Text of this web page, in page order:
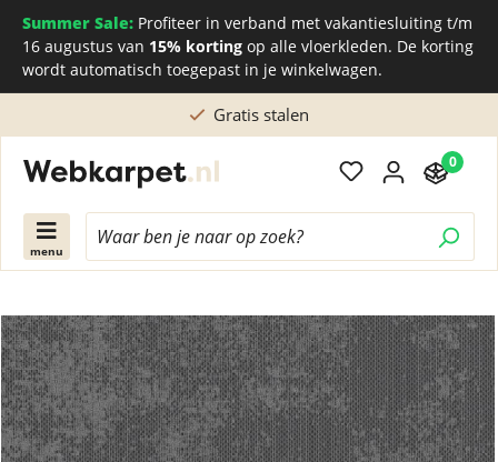
Summer Sale: Profiteer in verband met vakantiesluiting t/m
16 augustus van 15% korting op alle vloerkleden. De korting
wordt automatisch toegepast in je winkelwagen.
Gratis stalen
menu
0